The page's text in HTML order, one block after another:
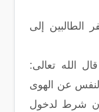
الطالبين إلى
الله تعالى:
عن الهوى
شرط لدخول